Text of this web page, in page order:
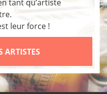
tant qu’artiste
leur force !
ARTISTES